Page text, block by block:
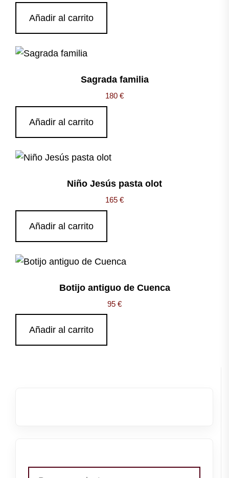
Añadir al carrito
Sagrada familia
180 €
Añadir al carrito
Niño Jesús pasta olot
165 €
Añadir al carrito
Botijo antiguo de Cuenca
95 €
Añadir al carrito